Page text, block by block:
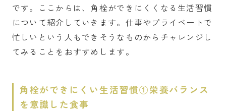
です。ここからは、角栓ができにくくなる生活習慣
について紹介していきます。仕事やプライベートで
忙しいという人もできそうなものからチャレンジし
てみることをおすすめします。
角栓ができにくい生活習慣①栄養バランス
を意識した食事